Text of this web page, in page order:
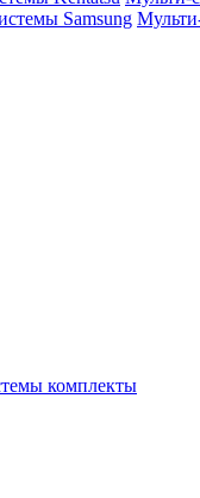
Samsung
комплекты